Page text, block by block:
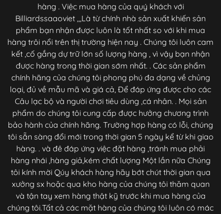
hàng . Việc mua hàng của quý khách với
Billiardssaaoviet ,,,Là từ chính nhà sản xuất khiến sản
phẩm bạn nhận được luôn là tốt nhất so với khi mua
hàng trôi nổi trên thị trường hiện nay . Chúng tôi luôn cam
kết ,cố gắng dự trữ lớn số lượng hàng , vì vậy bạn nhận
được hàng trong thời gian sớm nhất. . Các sản phẩm
chính hãng của chúng tôi phong phú đa dạng về chủng
loại, đủ về mẫu mã và giá cả, Để đáp ứng được cho các
Câu lạc bộ và người chơi tiêu dùng ,cá nhân. . Mọi sản
phẩm do chúng tôi cung cấp được hưởng chương trình
bảo hành của chính hãng. Trường hợp hàng có lỗi, chúng
tôi sẵn sàng đổi mới trong thời gian 5 ngày kể từ khi giao
hàng. . và đê đáp ứng việc đặt hàng ,tránh mua phải
hàng nhái ,hàng giả,kém chất lượng Một lần nữa Chúng
tôi kính mời Qúy khách hàng hãy bớt chút thời gian qua
xưởng sx hoặc qua kho hàng của chúng tôi thăm quan
và tận tay xem hàng thật kỹ trước khi mua hàng của
chúng tôi.Tất cả các mặt hàng của chúng tôi luôn có mác